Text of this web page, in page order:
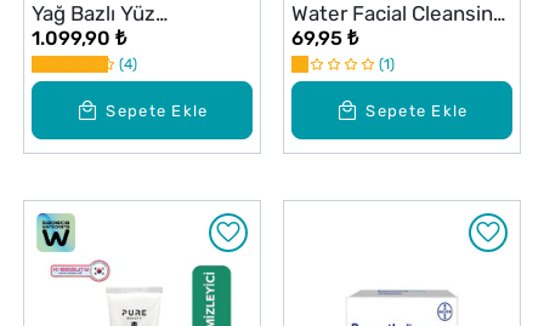
Sepete Ekle
Yağ Bazlı Yüz
Temizleyici Balm
Aydınlatıcı 100 ml
1.099,90 ₺
4
Sepete Ekle
Water Facial Cleansing
Wipes 25 Adet
69,95 ₺
1